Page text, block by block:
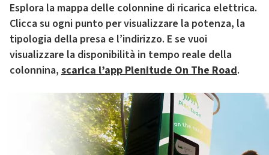
Esplora la mappa delle colonnine di ricarica elettrica.
Clicca su ogni punto per visualizzare la potenza, la
tipologia della presa e l’indirizzo. E se vuoi
visualizzare la disponibilità in tempo reale della
colonnina, scarica l’app Plenitude On The Road.